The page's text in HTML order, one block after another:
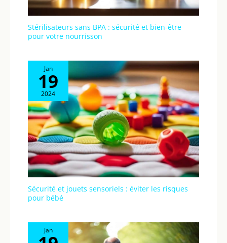
Stérilisateurs sans BPA : sécurité et bien-être
pour votre nourrisson
Jan
19
2024
Sécurité et jouets sensoriels : éviter les risques
pour bébé
Jan